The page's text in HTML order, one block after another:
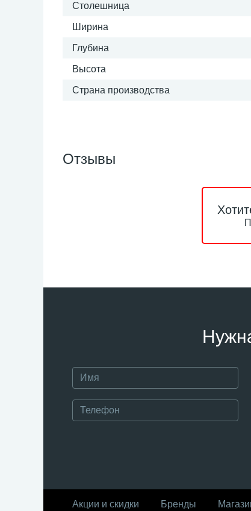
Столешница
Ширина
Глубина
Высота
Страна производства
Отзывы
Акции и скидки Бренды